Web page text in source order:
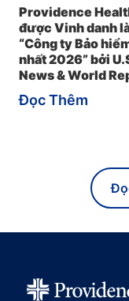
Providence
được Vinh danh
“Công ty Bảo
nhất 2026” bởi
News & World
Đọc Thêm